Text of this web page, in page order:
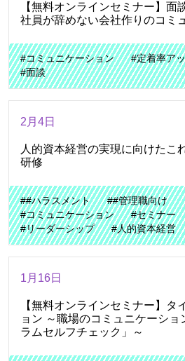
【無料オンラインセミナー】面
社員が辞めない会社作りのコミ
#コミュニケーション #定着率ア
#面談
2月4日
人的資本経営の実現に向けたこ
研修
##ハラスメント
##管理職向け
#コミュニケーション
#セミナー
#リーダーシップ
#人的資本経営
1月16日
【無料オンラインセミナー】タ
ョン ～職場のコミュニケーシ
ラムセルフチェック」～